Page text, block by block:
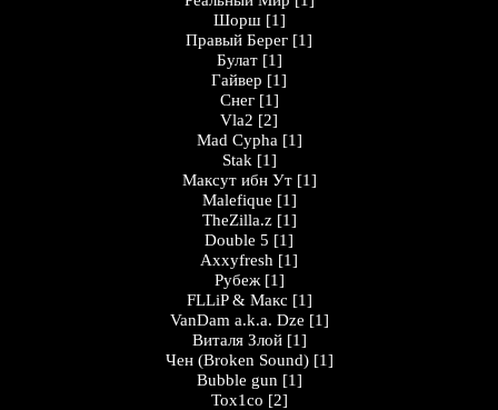
Шорш [1]
Правый Берег [1]
Булат [1]
Гайвер [1]
Снег [1]
Vla2 [2]
Mad Cypha [1]
Stak [1]
Максут ибн Ут [1]
Malefique [1]
TheZilla.z [1]
Double 5 [1]
Axxyfresh [1]
Рубеж [1]
FLLiP & Макс [1]
VanDam a.k.a. Dze [1]
Виталя Злой [1]
Чен (Broken Sound) [1]
Bubble gun [1]
Tox1co [2]